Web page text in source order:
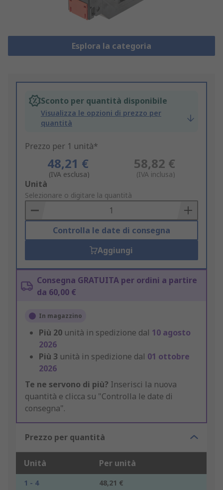
Esplora la categoria
Sconto per quantità disponibile
Visualizza le opzioni di prezzo per
quantità
Prezzo per 1 unità*
48,21 €
(IVA esclusa)
58,82 €
(IVA inclusa)
Add
to
Basket
Unità
Selezionare o digitare la quantità
Controlla le date di consegna
Aggiungi
Consegna GRATUITA per ordini a partire
da 60,00 €
In magazzino
Più 20 unità in spedizione dal 10 agosto
2026
Più 3 unità in spedizione dal 01 ottobre
2026
Te ne servono di più? Inserisci la nuova
quantità e clicca su "Controlla le date di
consegna".
Prezzo per quantità
Unità Per unità
1 - 4
48,21 €